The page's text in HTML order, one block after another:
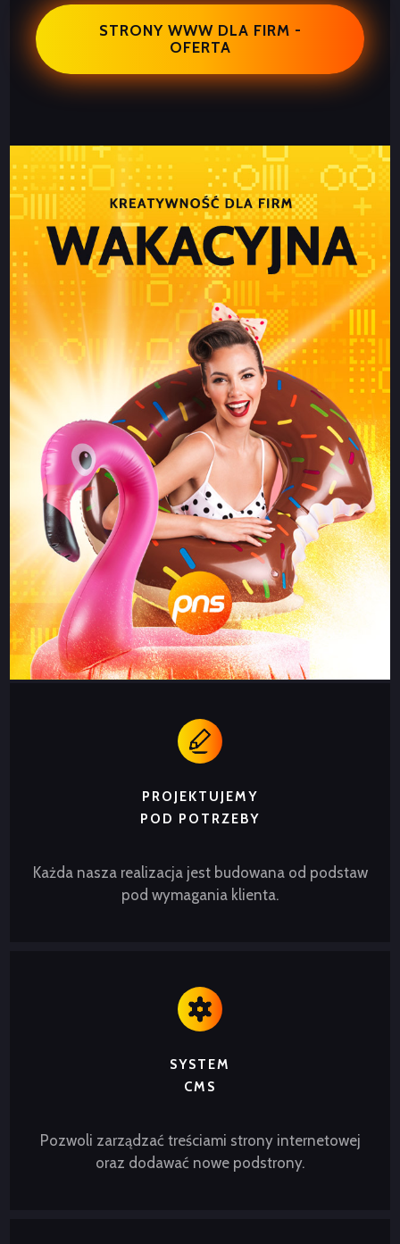
STRONY WWW DLA FIRM -
OFERTA
PROJEKTUJEMY
POD POTRZEBY
Każda nasza realizacja jest budowana od podstaw
pod wymagania klienta.
SYSTEM
CMS
Pozwoli zarządzać treściami strony internetowej
oraz dodawać nowe podstrony.